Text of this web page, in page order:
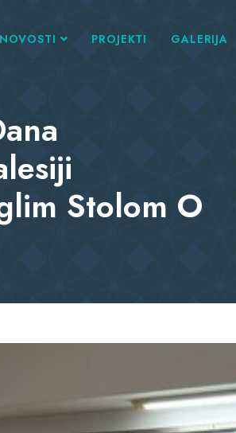
NOVOSTI PROJEKTI GALERIJA
Stolom O